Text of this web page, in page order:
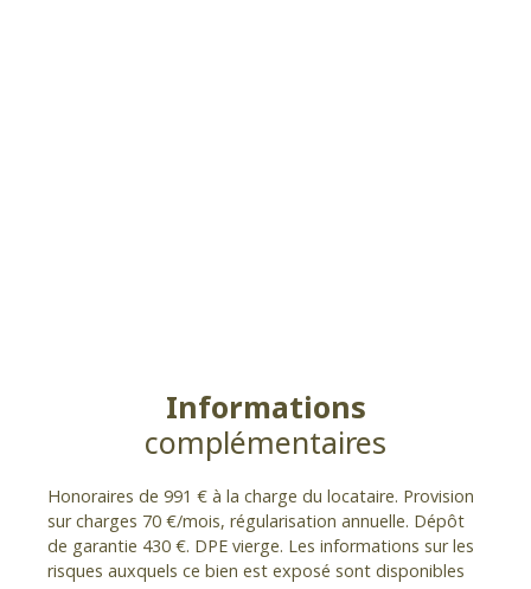
Informations
complémentaires
Honoraires de 991 € à la charge du locataire. Provision
sur charges 70 €/mois, régularisation annuelle. Dépôt
de garantie 430 €. DPE vierge. Les informations sur les
risques auxquels ce bien est exposé sont disponibles